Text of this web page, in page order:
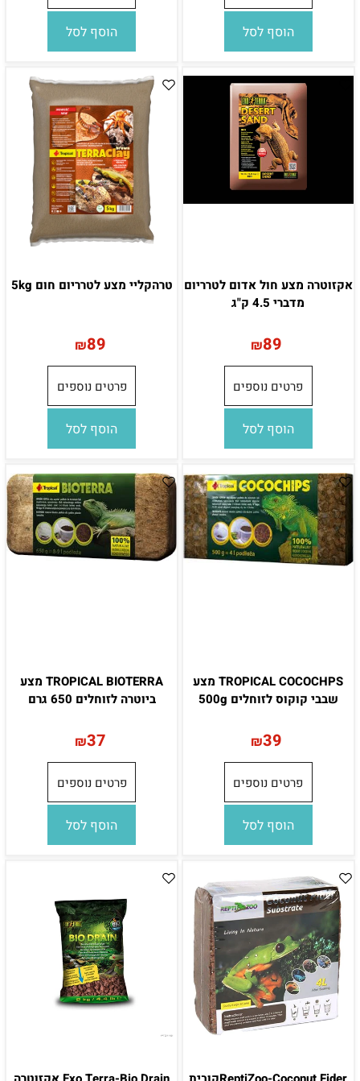
הוסף לסל הוסף לסל
אקזוטרה מצע חול אדום לטרריום
מדברי 4.5 ק"ג
₪89
פרטים נוספים
הוסף לסל
טרהקליי מצע לטרריום חום 5kg
₪89
פרטים נוספים
הוסף לסל
TROPICAL COCOCHPS מצע
שבבי קוקוס לזוחלים 500g
₪39
פרטים נוספים
הוסף לסל
TROPICAL BIOTERRA מצע
ביוטרה לזוחלים 650 גרם
₪37
פרטים נוספים
הוסף לסל